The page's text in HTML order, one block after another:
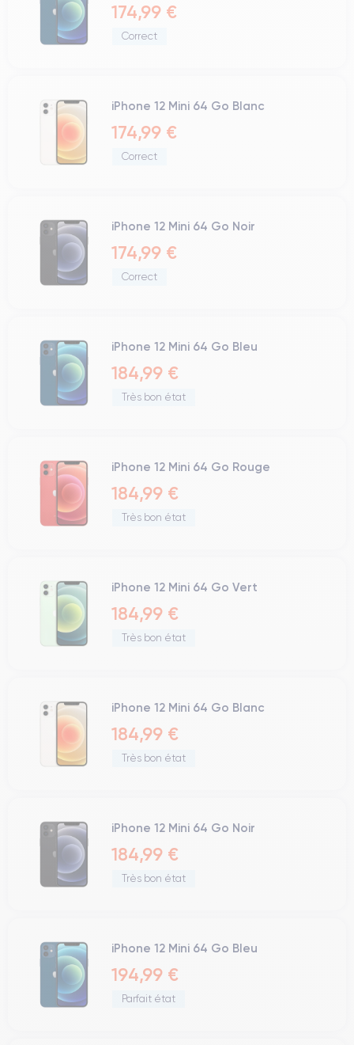
174,99 €
Correct
iPhone 12 Mini 64 Go Blanc
174,99 €
Correct
iPhone 12 Mini 64 Go Noir
174,99 €
Correct
iPhone 12 Mini 64 Go Bleu
184,99 €
Très bon état
iPhone 12 Mini 64 Go Rouge
184,99 €
Très bon état
iPhone 12 Mini 64 Go Vert
184,99 €
Très bon état
iPhone 12 Mini 64 Go Blanc
184,99 €
Très bon état
iPhone 12 Mini 64 Go Noir
184,99 €
Très bon état
iPhone 12 Mini 64 Go Bleu
194,99 €
Parfait état